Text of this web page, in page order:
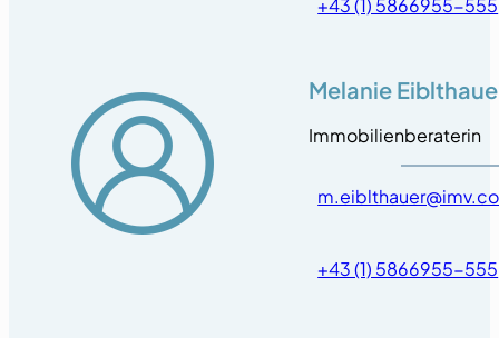
+43 (1) 5866955-555
Melanie
Immobilienberaterin
+43 (1) 5866955-555